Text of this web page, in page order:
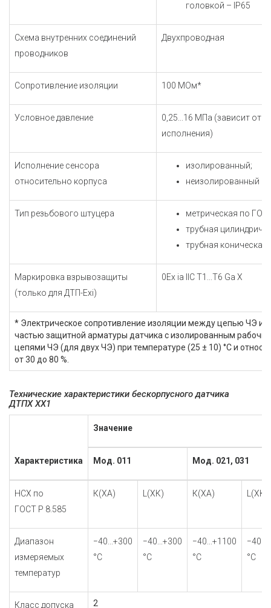
головкой – IP65
Схема внутренних соединений
проводников
Двухпроводная
Сопротивление изоляции 100 МОм*
Условное давление
0,25...16 МПа (зависит от
исполнения)
Исполнение сенсора
относительно корпуса
изолированный;
неизолированный
Тип резьбового штуцера
метрическая по
трубная
трубная
Маркировка взрывозащиты
(только для ДТП-Exi)
0Ex ia IIC Т1...Т6 Ga X
* Электрическое сопротивление изоляции между цепью ЧЭ и
частью защитной арматуры датчика с изолированным
цепями ЧЭ (для двух ЧЭ) при температуре (25 ± 10) °С и
от 30 до 80 %.
Технические характеристики бескорпусного датчика
ДТПХ ХХ1
Характеристика
Значение
Мод. 011 Мод. 021, 031
НСХ по
ГОСТ Р 8.585
К(ХА) L(ХК) К(ХА) L(ХК)
Диапазон
измеряемых
температур
−40...+300
°С
−40...+300
°С
−40...+1100
°С
°С
Класс допуска 2